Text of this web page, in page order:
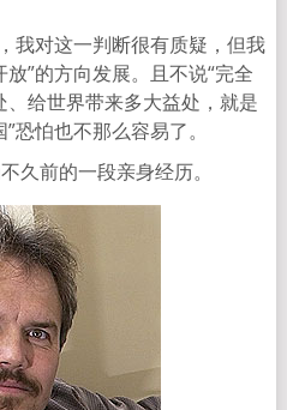
我对这一判断很有质疑，但我
”的方向发展。且不说“完全
给世界带来多大益处，就是
恐怕也不那么容易了。
久前的一段亲身经历。